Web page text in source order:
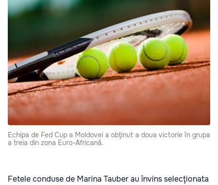
Echipa de Fed Cup a Moldovei a obţinut a doua victorie în grupa
a treia din zona Euro-Africană.
Fetele conduse de Marina Tauber au învins selecţionata